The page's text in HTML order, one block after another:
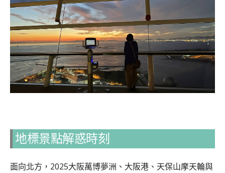
地標景點解惑時刻
面向北方，2025大阪萬博夢洲、大阪港、天保山摩天輪與